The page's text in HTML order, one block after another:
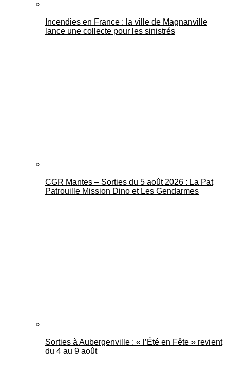
Incendies en France : la ville de Magnanville
lance une collecte pour les sinistrés
CGR Mantes – Sorties du 5 août 2026 : La Pat
Patrouille Mission Dino et Les Gendarmes
Sorties à Aubergenville : « l’Été en Fête » revient
du 4 au 9 août